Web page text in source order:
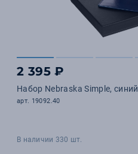
2 395 ₽
Набор Nebraska Simple, синий
арт. 19092.40
В наличии 330 шт.